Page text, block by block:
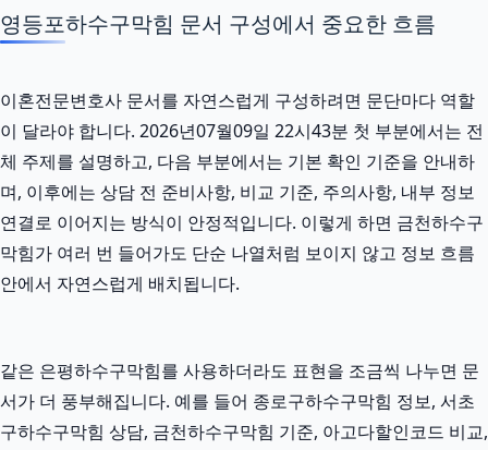
영등포하수구막힘 문서 구성에서 중요한 흐름
이혼전문변호사 문서를 자연스럽게 구성하려면 문단마다 역할
이 달라야 합니다. 2026년07월09일 22시43분 첫 부분에서는 전
체 주제를 설명하고, 다음 부분에서는 기본 확인 기준을 안내하
며, 이후에는 상담 전 준비사항, 비교 기준, 주의사항, 내부 정보
연결로 이어지는 방식이 안정적입니다. 이렇게 하면 금천하수구
막힘가 여러 번 들어가도 단순 나열처럼 보이지 않고 정보 흐름
안에서 자연스럽게 배치됩니다.
같은 은평하수구막힘를 사용하더라도 표현을 조금씩 나누면 문
서가 더 풍부해집니다. 예를 들어 종로구하수구막힘 정보, 서초
구하수구막힘 상담, 금천하수구막힘 기준, 아고다할인코드 비교,